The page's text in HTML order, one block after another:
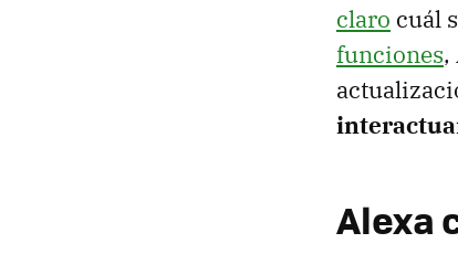
claro cuál
funciones,
Alexa